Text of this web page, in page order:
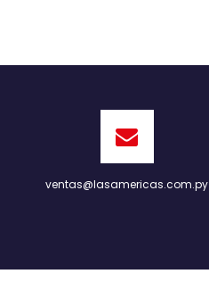
ventas@lasamericas.com.py